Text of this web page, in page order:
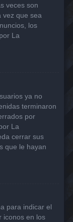
veces son
vez que sea
los
La
ya no
terminaron
por
La
cerrar sus
que le hayan
para indicar el
iconos en los